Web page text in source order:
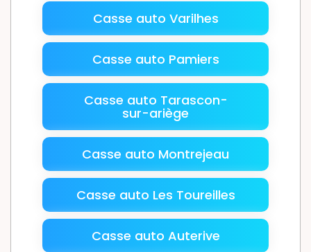
Casse auto Varilhes
Casse auto Pamiers
Casse auto Tarascon-
sur-ariège
Casse auto Montrejeau
Casse auto Les Toureilles
Casse auto Auterive